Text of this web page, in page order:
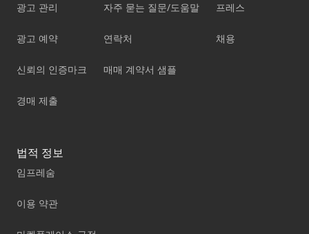
광고 관리
광고 예약
신뢰의 인증마크
경매 제출
자주 묻는 질문/도움말
연락처
매매 계약서 샘플
프레스
채용
법적 정보
임프레숨
이용 약관